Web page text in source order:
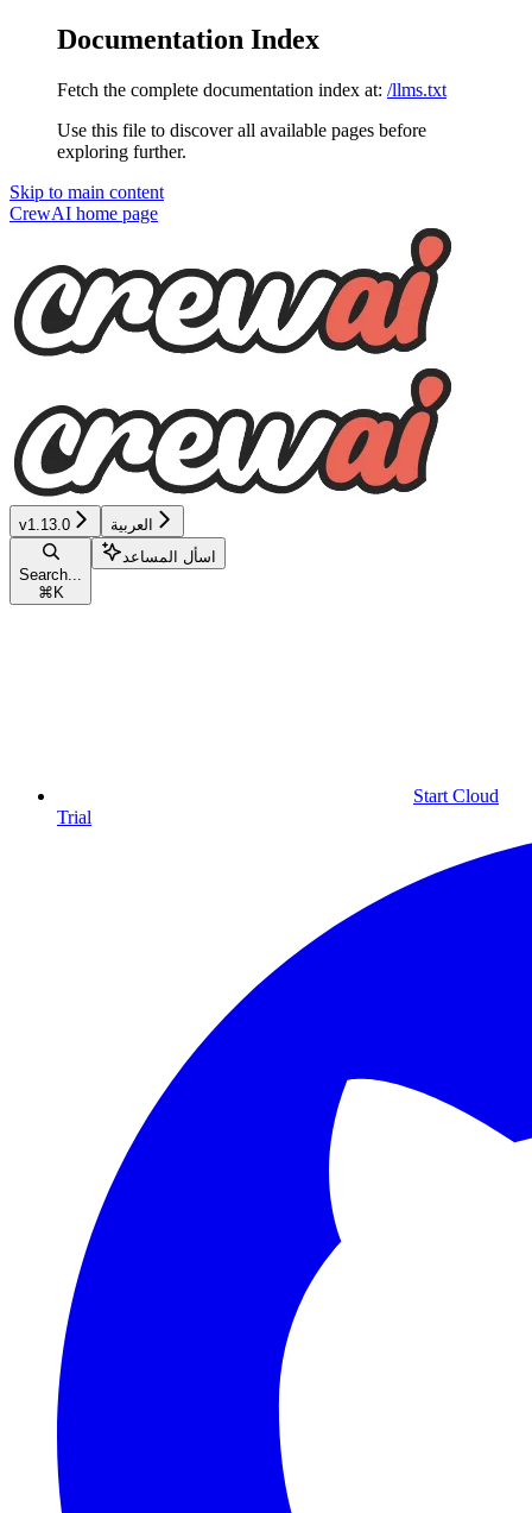
Documentation Index
Fetch the complete documentation index at: /llms.txt
Use this file to discover all available pages before
exploring further.
Skip to main content
CrewAI home page
v1.13.0 العربية
Search...
⌘ K
اسأل المساعد
Start Cloud
Trial